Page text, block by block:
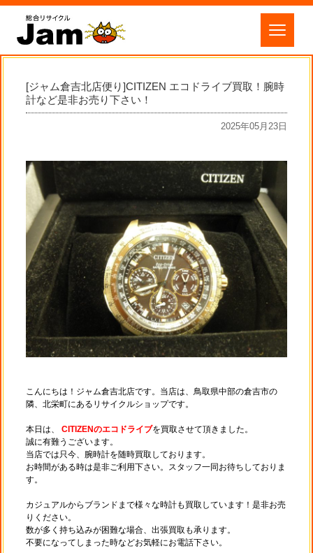
[ジャム倉吉北店便り]CITIZEN エコドライブ買取！腕時
計など是非お売り下さい！
2025年05月23日
こんにちは！ジャム倉吉北店です。当店は、鳥取県中部の倉吉市の
隣、北栄町にあるリサイクルショップです。
本日は、 CITIZENのエコドライブを買取させて頂きました。
誠に有難うございます。
当店では只今、腕時計を随時買取しております。
お時間がある時は是非ご利用下さい。スタッフ一同お待ちしておりま
す。
カジュアルからブランドまで様々な時計も買取しています！是非お売
りください。
数が多く持ち込みが困難な場合、出張買取も承ります。
不要になってしまった時などお気軽にお電話下さい。